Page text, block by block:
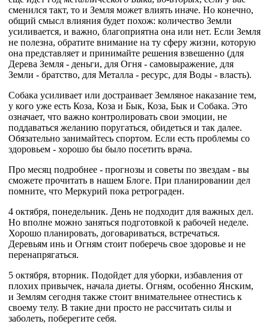
сменился такт, то и Земля может влиять иначе. Но конечно,
общий смысл влияния будет похож: количество Земли
усиливается, и важно, благоприятна она или нет. Если Земля
не полезна, обратите внимание на ту сферу жизни, которую
она представляет и принимайте решения взвешенно (для
Дерева Земля - деньги, для Огня - самовыражение, для
Земли - братство, для Металла - ресурс, для Воды - власть).
Собака усиливает или достраивает Земляное наказание тем,
у кого уже есть Коза, Коза и Бык, Коза, Бык и Собака. Это
означает, что важно контролировать свои эмоции, не
поддаваться желанию поругаться, обидеться и так далее.
Обязательно занимайтесь спортом. Если есть проблемы со
здоровьем - хорошо бы было посетить врача.
Про месяц подробнее - прогнозы и советы по звездам - вы
сможете прочитать в нашем Блоге. При планировании дел
помните, что Меркурий пока ретрограден.
4 октября, понедельник. День не подходит для важных дел.
Но вполне можно заняться подготовкой к рабочей неделе.
Хорошо планировать, договариваться, встречаться.
Деревьям инь и Огням стоит поберечь свое здоровье и не
перенапрягаться.
5 октября, вторник. Подойдет для уборки, избавления от
плохих привычек, начала диеты. Огням, особенно Янским,
и Землям сегодня также стоит внимательнее отнестись к
своему телу. В такие дни просто не рассчитать силы и
заболеть, поберегите себя.